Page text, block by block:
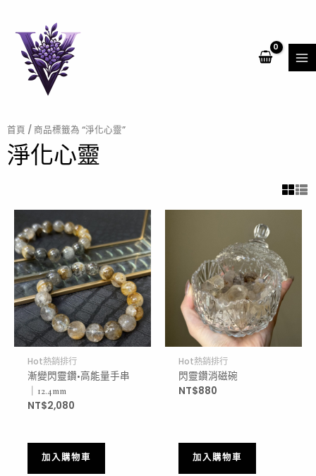
首頁 / 商品標籤為 “淨化心靈”
淨化心靈
Hot熱銷排行
漸變閃靈鑽•高能量手串
｜12.4mm
NT$2,080
加入購物車
Hot熱銷排行
閃靈鑽消磁碗
NT$880
加入購物車